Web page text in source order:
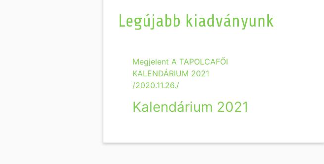
Legújabb kiadványunk
Megjelent A TAPOLCAFŐI
KALENDÁRIUM 2021
/2020.11.26./
Kalendárium 2021